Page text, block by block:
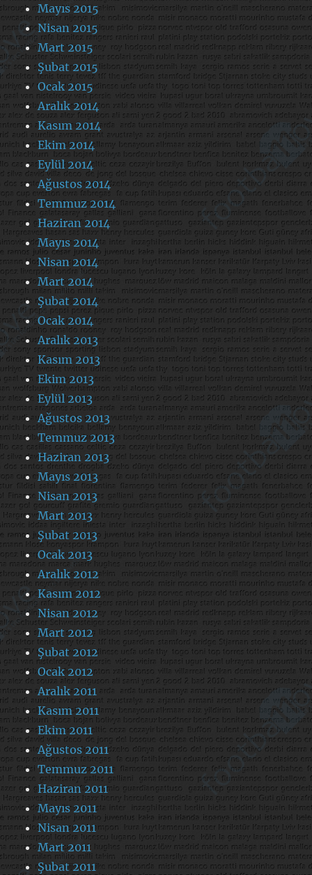
Mayıs 2015
Nisan 2015
Mart 2015
Şubat 2015
Ocak 2015
Aralık 2014
Kasım 2014
Ekim 2014
Eylül 2014
Ağustos 2014
Temmuz 2014
Haziran 2014
Mayıs 2014
Nisan 2014
Mart 2014
Şubat 2014
Ocak 2014
Aralık 2013
Kasım 2013
Ekim 2013
Eylül 2013
Ağustos 2013
Temmuz 2013
Haziran 2013
Mayıs 2013
Nisan 2013
Mart 2013
Şubat 2013
Ocak 2013
Aralık 2012
Kasım 2012
Nisan 2012
Mart 2012
Şubat 2012
Ocak 2012
Aralık 2011
Kasım 2011
Ekim 2011
Ağustos 2011
Temmuz 2011
Haziran 2011
Mayıs 2011
Nisan 2011
Mart 2011
Şubat 2011